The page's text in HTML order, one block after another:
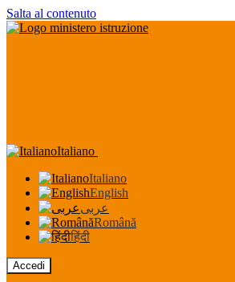
Salta al contenuto
Italiano
Italiano
English
عربى
Română
हिंदी
Accedi